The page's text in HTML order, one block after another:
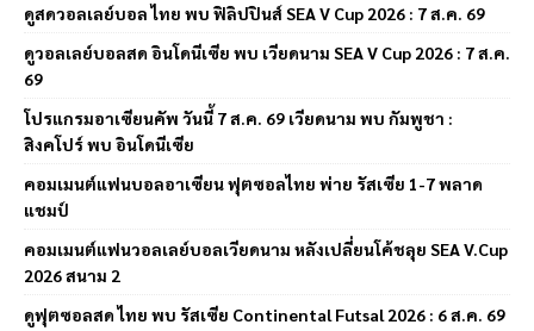
ดูสดวอลเลย์บอล ไทย พบ ฟิลิปปินส์ SEA V Cup 2026 : 7 ส.ค. 69
ดูวอลเลย์บอลสด อินโดนีเซีย พบ เวียดนาม SEA V Cup 2026 : 7 ส.ค.
69
โปรแกรมอาเซียนคัพ วันนี้ 7 ส.ค. 69 เวียดนาม พบ กัมพูชา :
สิงคโปร์ พบ อินโดนีเซีย
คอมเมนต์แฟนบอลอาเซียน ฟุตซอลไทย พ่าย รัสเซีย 1-7 พลาด
แชมป์
คอมเมนต์แฟนวอลเลย์บอลเวียดนาม หลังเปลี่ยนโค้ชลุย SEA V.Cup
2026 สนาม 2
ดูฟุตซอลสด ไทย พบ รัสเซีย Continental Futsal 2026 : 6 ส.ค. 69